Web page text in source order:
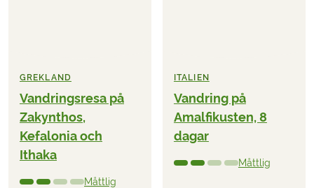
GREKLAND
Vandringsresa på
Zakynthos,
Kefalonia och
Ithaka
Måttlig
ITALIEN
Vandring på
Amalfikusten, 8
dagar
Måttlig